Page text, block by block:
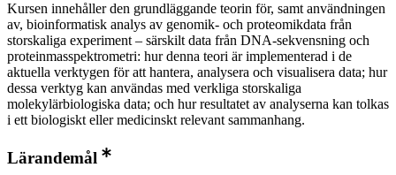
Kursen innehåller den grundläggande teorin för, samt användningen
av, bioinformatisk analys av genomik- och proteomikdata från
storskaliga experiment – särskilt data från DNA-sekvensning och
proteinmasspektrometri: hur denna teori är implementerad i de
aktuella verktygen för att hantera, analysera och visualisera data; hur
dessa verktyg kan användas med verkliga storskaliga
molekylärbiologiska data; och hur resultatet av analyserna kan tolkas
i ett biologiskt eller medicinskt relevant sammanhang.
Lärandemål